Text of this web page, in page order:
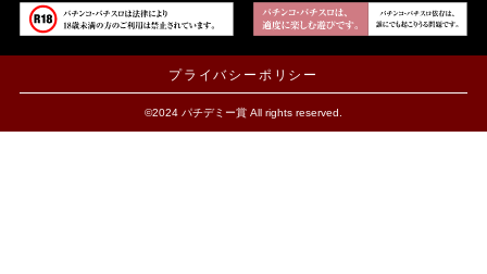
プライバシーポリシー
©2024 パチデミー賞 All rights reserved.